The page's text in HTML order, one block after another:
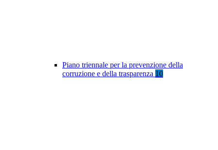
Piano triennale per la prevenzione della
corruzione e della trasparenza 10